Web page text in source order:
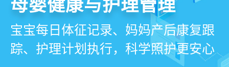
一站式解决月子中心入住、护理、
餐饮、会员、财务、营销全流程管
理
宝宝每日体征记录、妈妈产后康复跟
踪、护理计划执行，科学照护更安心
在线选房、预约入住、智能排房、资
源调度，提升入住率与客户满意度
会员积分、套餐定制、精准营销、客
户关怀，提升复购与转介绍